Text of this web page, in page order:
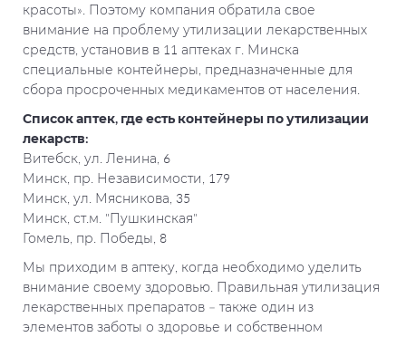
красоты». Поэтому компания обратила свое
внимание на проблему утилизации лекарственных
средств, установив в 11 аптеках г. Минска
специальные контейнеры, предназначенные для
сбора просроченных медикаментов от населения.
Список аптек, где есть контейнеры по утилизации
лекарств:
Витебск, ул. Ленина, 6
Минск, пр. Независимости, 179
Минск, ул. Мясникова, 35
Минск, ст.м. "Пушкинская"
Гомель, пр. Победы, 8
Мы приходим в аптеку, когда необходимо уделить
внимание своему здоровью. Правильная утилизация
лекарственных препаратов – также один из
элементов заботы о здоровье и собственном